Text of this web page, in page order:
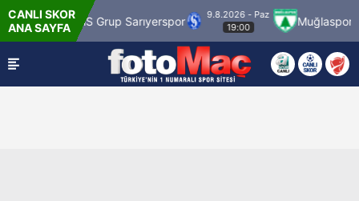
CANLI SKOR
ANA SAYFASMS Grup Sarıyerspor
9.8.2026 - Paz
19:00
Muğlaspor